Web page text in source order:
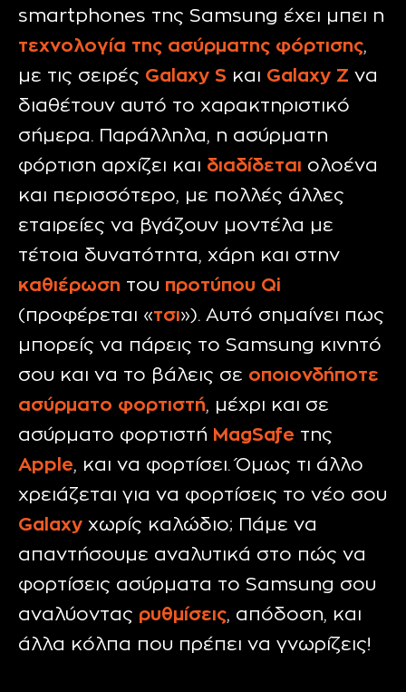
smartphones της Samsung έχει μπει η
τεχνολογία της ασύρματης φόρτισης,
με τις σειρές Galaxy S και Galaxy Z να
διαθέτουν αυτό το χαρακτηριστικό
σήμερα. Παράλληλα, η ασύρματη
φόρτιση αρχίζει και διαδίδεται ολοένα
και περισσότερο, με πολλές άλλες
εταιρείες να βγάζουν μοντέλα με
τέτοια δυνατότητα, χάρη και στην
καθιέρωση του προτύπου Qi
(προφέρεται «τσι»). Αυτό σημαίνει πως
μπορείς να πάρεις το Samsung κινητό
σου και να το βάλεις σε οποιονδήποτε
ασύρματο φορτιστή, μέχρι και σε
ασύρματο φορτιστή MagSafe της
Apple, και να φορτίσει. Όμως τι άλλο
χρειάζεται για να φορτίσεις το νέο σου
Galaxyχωρίς καλώδιο; Πάμε να
απαντήσουμε αναλυτικά στο πώς να
φορτίσεις ασύρματα το Samsung σου
αναλύοντας ρυθμίσεις, απόδοση, και
άλλα κόλπα που πρέπει να γνωρίζεις!